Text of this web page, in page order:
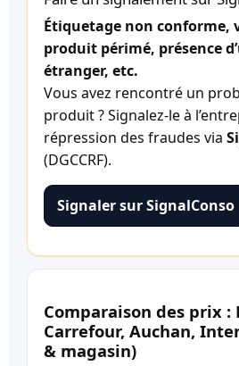
Étiquetage non conforme,
produit périmé, présence
étranger, etc.
Vous avez rencontré un
produit ? Signalez-le à
répression des fraudes via
(DGCCRF).
Signaler sur SignalConso
Comparaison des prix :
Carrefour, Auchan,
& magasin)